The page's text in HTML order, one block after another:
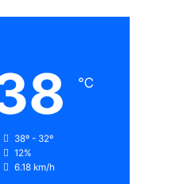
℃
38º - 32º
12%
6.18 km/h